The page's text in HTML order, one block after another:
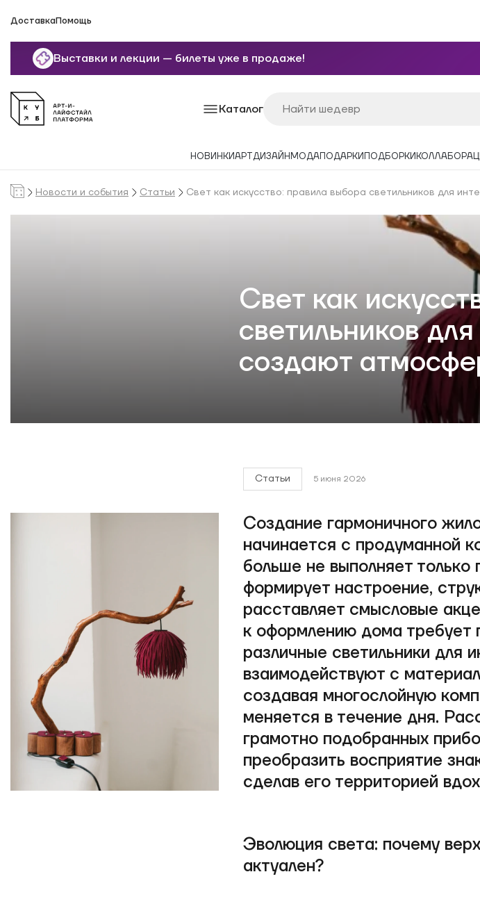
ДоставкаПомощь
Выставки и лекции — билеты уже в продаже!
Каталог
НОВИНКИАРТДИЗАЙН МОДАПОДАРКИ ПОДБОРКИ
Новости и события Статьи Свет как искусство: правила выбора светильников для
Свет как
светильников
создают
Статьи 5 июня 2026
Создание гармоничного
начинается с продуманной
больше не выполняет
формирует настроение,
расставляет смысловые
к оформлению дома требует
различные светильники для
взаимодействуют с
создавая многослойную
меняется в течение дня.
грамотно подобранных
преобразить восприятие
сделав его территорией
Эволюция света: почему
актуален?